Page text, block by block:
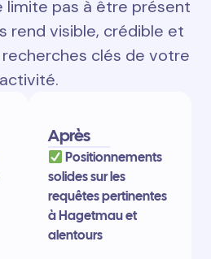
limite pas à être présent
rend visible, crédible et
clés de votre
activité.
Après
Positionnements
solides sur les
requêtes pertinentes
à Hagetmau et
alentours